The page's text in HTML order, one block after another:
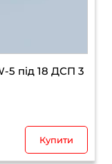
5 під 18 ДСП 3
Купити